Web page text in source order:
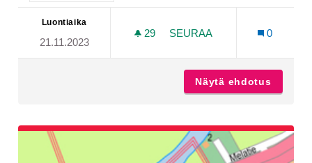
Luontiaika
21.11.2023
29 29 SEURAAJAA
SEURAA
0
Näytä ehdotus